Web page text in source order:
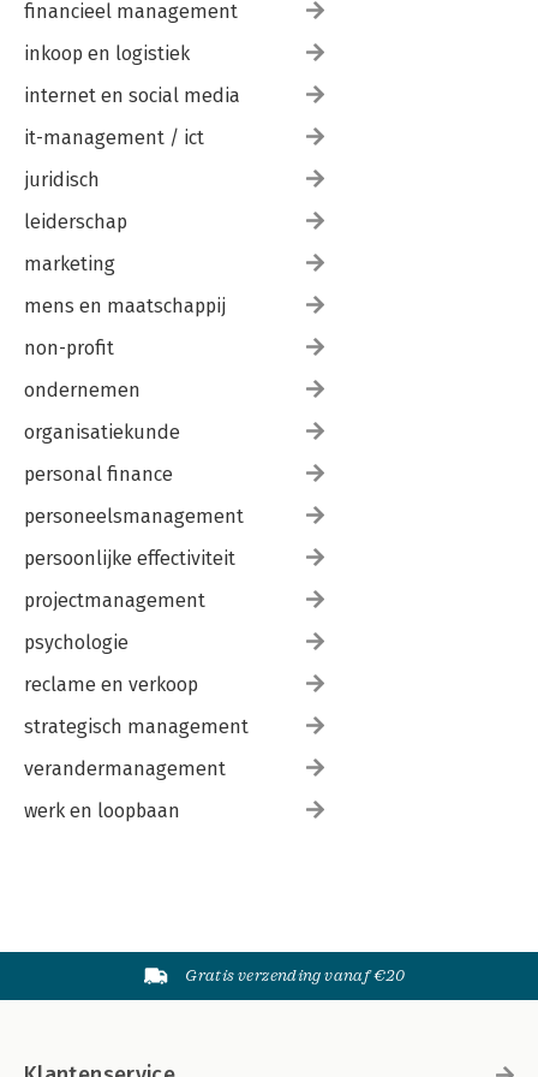
financieel management
inkoop en logistiek
internet en social media
it-management / ict
juridisch
leiderschap
marketing
mens en maatschappij
non-profit
ondernemen
organisatiekunde
personal finance
personeelsmanagement
persoonlijke effectiviteit
projectmanagement
psychologie
reclame en verkoop
strategisch management
verandermanagement
werk en loopbaan
Gratis verzending vanaf €20